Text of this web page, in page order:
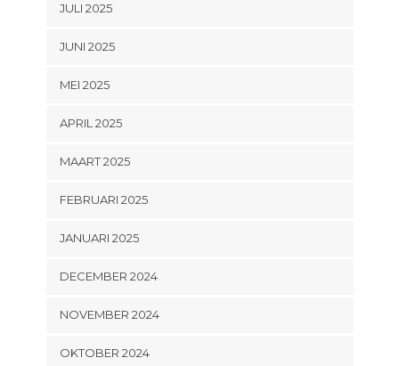
JULI 2025
JUNI 2025
MEI 2025
APRIL 2025
MAART 2025
FEBRUARI 2025
JANUARI 2025
DECEMBER 2024
NOVEMBER 2024
OKTOBER 2024